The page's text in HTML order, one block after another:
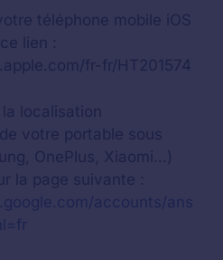
téléphone mobile iOS
lien :
fr-fr/HT201574
localisation
votre portable sous
OnePlus, Xiaomi…)
la page suivante :
accounts/ans